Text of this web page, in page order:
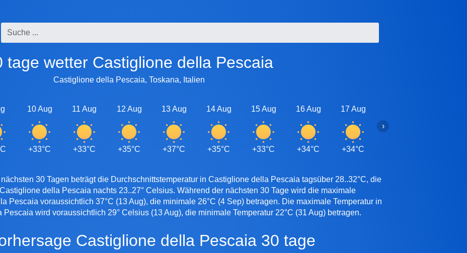
tage wetter Castiglione della Pescaia
Castiglione della Pescaia, Toskana, Italien
10 Aug
+33°C
11 Aug
+33°C
12 Aug
+35°C
13 Aug
+37°C
14 Aug
+35°C
15 Aug
+33°C
16 Aug
+34°C
17 Aug
+34°C
›
30 Tagen beträgt die Durchschnittstemperatur in Castiglione della Pescaia tagsüber 28..32°C, die
della Pescaia nachts 23..27° Celsius. Während der nächsten 30 Tage wird die maximale
Pescaia voraussichtlich 37°C (13 Aug), die minimale 26°C (4 Sep) betragen. Die maximale Temperatur in
wird voraussichtlich 29° Celsius (13 Aug), die minimale Temperatur 22°C (31 Aug) betragen.
Castiglione della Pescaia 30 tage